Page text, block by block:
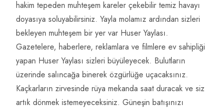
hakim tepeden muhteşem kareler çekebilir temiz havayı
doyasıya soluyabilirsiniz. Yayla molamız ardından sizleri
bekleyen muhteşem bir yer var Huser Yaylası.
Gazetelere, haberlere, reklamlara ve filmlere ev sahipliği
yapan Huser Yaylası sizleri büyüleyecek. Bulutların
üzerinde salıncağa binerek özgürlüğe uçacaksınız.
Kaçkarların zirvesinde rüya mekanda saat duracak ve siz
artık dönmek istemeyeceksiniz. Güneşin batışınızı